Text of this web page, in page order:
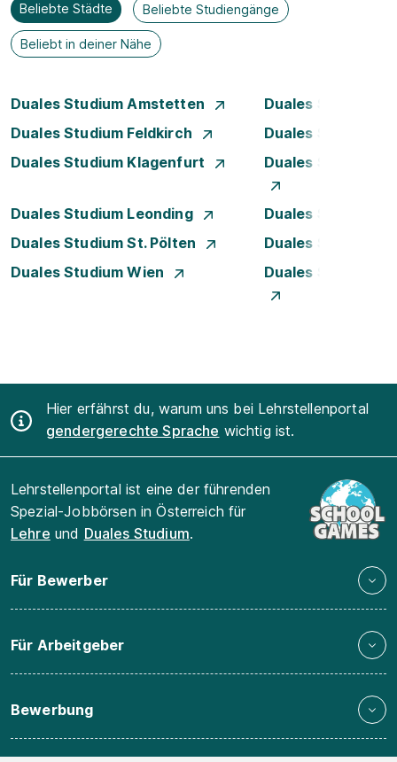
Beliebte Städte Beliebte Studiengänge
Beliebt in deiner Nähe
Duales Studium Amstetten
Duales Studium
Duales Studium Feldkirch
Duales Studium
Duales Studium Klagenfurt
Duales Studium
Duales Studium Leonding
Duales Studium
Duales Studium St. Pölten
Duales Studium
Duales Studium Wien
Duales Studium
Hier erfährst du, warum uns bei Lehrstellenportal
gendergerechte Sprache wichtig ist.
Lehrstellenportal ist eine der führenden
Spezial-Jobbörsen in Österreich für
Lehre und Duales Studium.
Für Bewerber
Für Arbeitgeber
Bewerbung